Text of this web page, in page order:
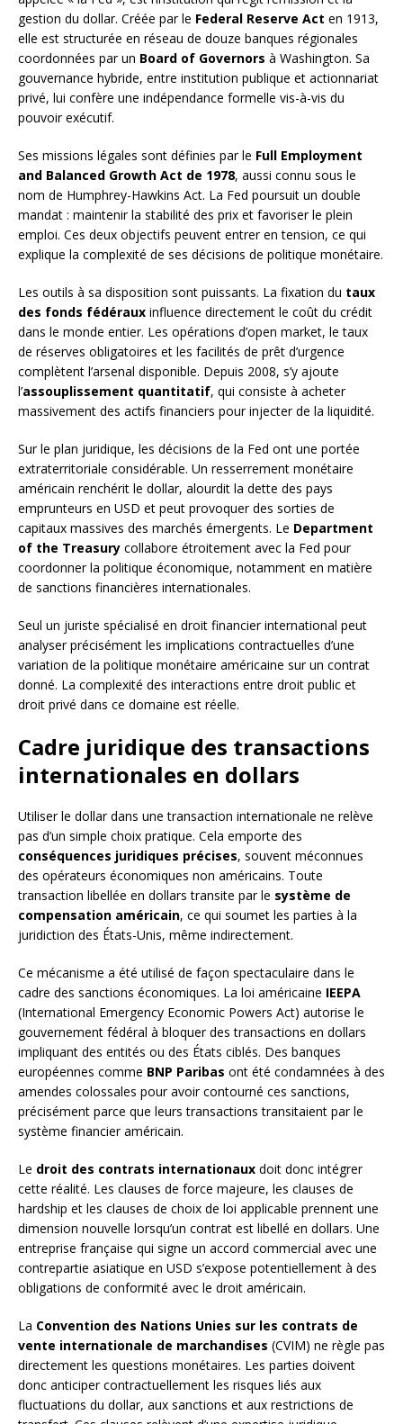
gestion du dollar. Créée par le Federal Reserve Act en 1913,
elle est structurée en réseau de douze banques régionales
coordonnées par un Board of Governors à Washington. Sa
gouvernance hybride, entre institution publique et actionnariat
privé, lui confère une indépendance formelle vis-à-vis du
pouvoir exécutif.
Ses missions légales sont définies par le Full Employment
and Balanced Growth Act de 1978, aussi connu sous le
nom de Humphrey-Hawkins Act. La Fed poursuit un double
mandat : maintenir la stabilité des prix et favoriser le plein
emploi. Ces deux objectifs peuvent entrer en tension, ce qui
explique la complexité de ses décisions de politique monétaire.
Les outils à sa disposition sont puissants. La fixation du taux
des fonds fédéraux influence directement le coût du crédit
dans le monde entier. Les opérations d’open market, le taux
de réserves obligatoires et les facilités de prêt d’urgence
complètent l’arsenal disponible. Depuis 2008, s’y ajoute
l’assouplissement quantitatif, qui consiste à acheter
massivement des actifs financiers pour injecter de la liquidité.
Sur le plan juridique, les décisions de la Fed ont une portée
extraterritoriale considérable. Un resserrement monétaire
américain renchérit le dollar, alourdit la dette des pays
emprunteurs en USD et peut provoquer des sorties de
capitaux massives des marchés émergents. Le Department
of the Treasury collabore étroitement avec la Fed pour
coordonner la politique économique, notamment en matière
de sanctions financières internationales.
Seul un juriste spécialisé en droit financier international peut
analyser précisément les implications contractuelles d’une
variation de la politique monétaire américaine sur un contrat
donné. La complexité des interactions entre droit public et
droit privé dans ce domaine est réelle.
Cadre juridique des transactions
internationales en dollars
Utiliser le dollar dans une transaction internationale ne relève
pas d’un simple choix pratique. Cela emporte des
conséquences juridiques précises, souvent méconnues
des opérateurs économiques non américains. Toute
transaction libellée en dollars transite par le système de
compensation américain, ce qui soumet les parties à la
juridiction des États-Unis, même indirectement.
Ce mécanisme a été utilisé de façon spectaculaire dans le
cadre des sanctions économiques. La loi américaine IEEPA
(International Emergency Economic Powers Act) autorise le
gouvernement fédéral à bloquer des transactions en dollars
impliquant des entités ou des États ciblés. Des banques
européennes comme BNP Paribas ont été condamnées à des
amendes colossales pour avoir contourné ces sanctions,
précisément parce que leurs transactions transitaient par le
système financier américain.
Le droit des contrats internationaux doit donc intégrer
cette réalité. Les clauses de force majeure, les clauses de
hardship et les clauses de choix de loi applicable prennent une
dimension nouvelle lorsqu’un contrat est libellé en dollars. Une
entreprise française qui signe un accord commercial avec une
contrepartie asiatique en USD s’expose potentiellement à des
obligations de conformité avec le droit américain.
La Convention des Nations Unies sur les contrats de
vente internationale de marchandises (CVIM) ne règle pas
directement les questions monétaires. Les parties doivent
donc anticiper contractuellement les risques liés aux
fluctuations du dollar, aux sanctions et aux restrictions de